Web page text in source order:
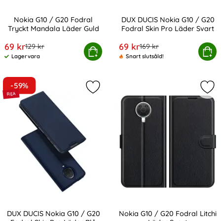
Nokia G10 / G20 Fodral
Tryckt Mandala Läder Guld
rea pris
69 krtidigare pris
129 kr
Tillgänglighet:
Lagervara
Köp
G10 / G20 Fodral Tryckt Mandala Läder Guld
DUX DUCIS Nokia G10 / G20
Fodral Skin Pro Läder Svart
rea pris
69 krtidigare pris
169 kr
Snart slutsåld!
Köp
DUX DUCIS Nokia G10 / G20
-59%
DUX DUCIS Nokia G10 / G20
Markera dUX DUCIS Nokia G10 /
Nokia G10 / G20 Fodral Litchi